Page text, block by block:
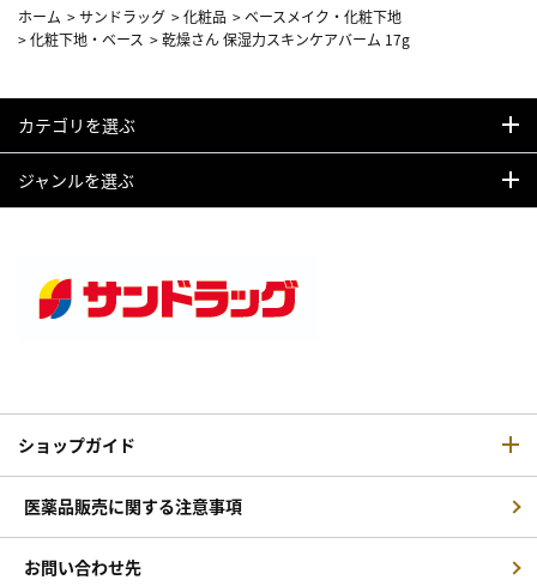
ホーム >サンドラッグ >化粧品 >ベースメイク・化粧下地
>化粧下地・ベース >乾燥さん 保湿力スキンケアバーム 17g
カテゴリを選ぶ
ジャンルを選ぶ
ショップガイド
医薬品販売に関する注意事項
お問い合わせ先